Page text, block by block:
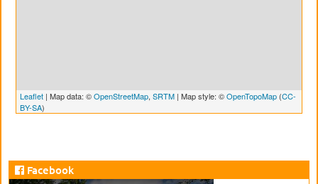
Leaflet | Map data: ©OpenStreetMap, SRTM | Map style: ©OpenTopoMap (CC-
BY-SA)
Facebook